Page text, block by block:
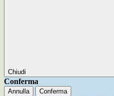
Chiudi
Conferma
Annulla Conferma